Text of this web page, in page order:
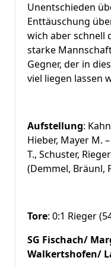
Unentschieden
Enttäuschung
wich aber schnell
starke
Gegner, der in
viel liegen lassen
Aufstellung:
Hieber, Mayer M.
T., Schuster,
(Demmel, Bräunl,
Tore: 0:1 Rieger
SG Fischach/
Walkertshofen/